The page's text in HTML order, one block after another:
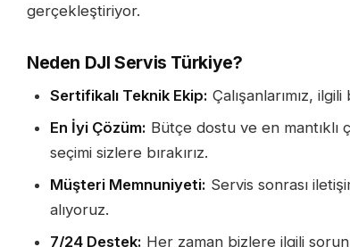
gerçekleştiriyor.
Neden DJI Servis Türkiye?
Sertifikalı Teknik Ekip: Çalışanlarımız,
En İyi Çözüm: Bütçe dostu ve en mantıklı
seçimi sizlere bırakırız.
Müşteri Memnuniyeti: Servis sonrası
alıyoruz.
7/24 Destek: Her zaman bizlere ilgili